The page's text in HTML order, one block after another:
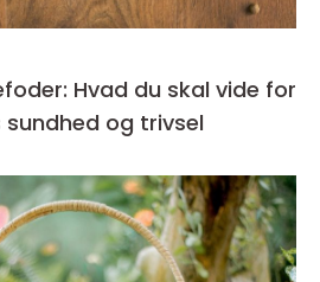
Hvad du skal vide for
og trivsel